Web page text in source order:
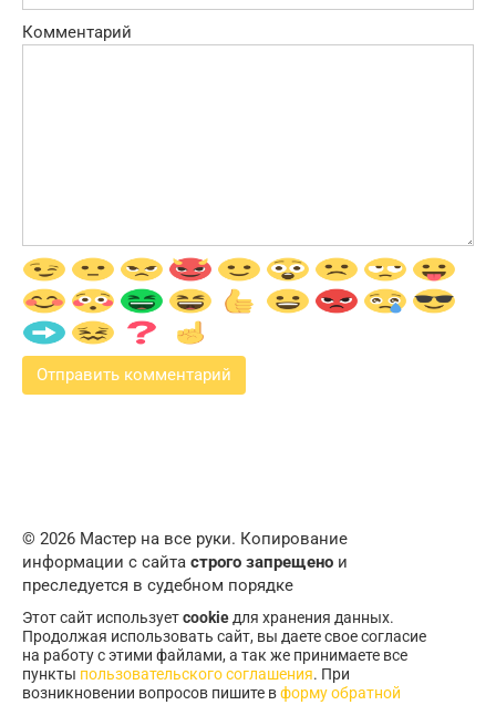
Комментарий
© 2026 Мастер на все руки. Копирование
информации с сайта строго запрещено и
преследуется в судебном порядке
Этот сайт используетcookie для хранения данных.
Продолжая использовать сайт, вы даете свое согласие
на работу с этими файлами, а так же принимаете все
пункты пользовательского соглашения. При
возникновении вопросов пишите вформу обратной